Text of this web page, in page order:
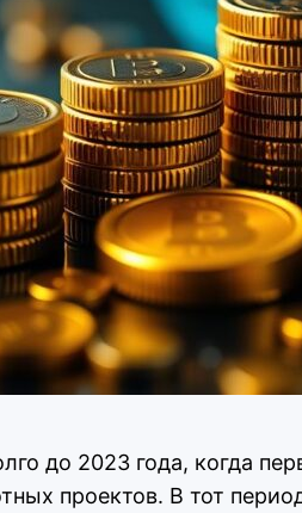
до 2023 года, когда
проектов. В тот